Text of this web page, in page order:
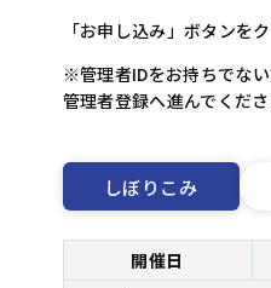
「お申し込み」ボタンを
※管理者IDをお持ちでな
管理者登録へ進んでくださ
しぼりこみ
開催日